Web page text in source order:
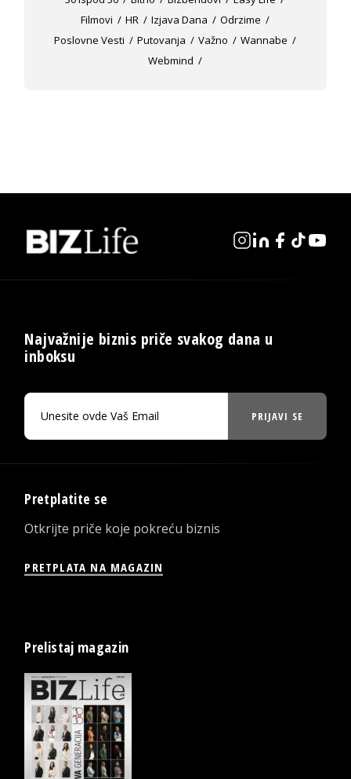
Filmovi
HR Izjava Dana
Odrzime
Poslovne Vesti
Putovanja Važno
Wannabe
Webmind
Najvažnije biznis priče svakog dana u
inboksu
PRIJAVI SE
Pretplatite se
Otkrijte priče koje pokreću biznis
PRETPLATA NA MAGAZIN
Prelistaj magazin